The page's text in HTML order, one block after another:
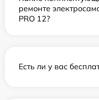
ремонте
PRO 12?
Есть ли у вас